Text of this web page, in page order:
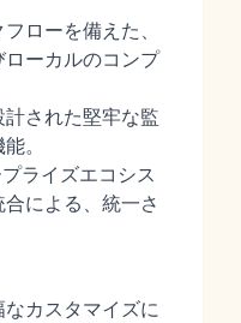
ローを備えた、
ーカルのコンプ
された堅牢な監
。
ライズエコシス
による、統一さ
カスタマイズに